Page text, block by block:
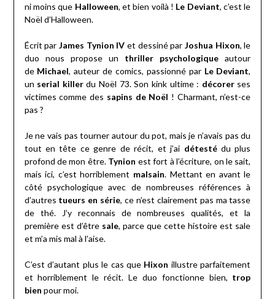
ni moins que Halloween, et bien voilà ! Le Deviant, c’est le
Noël d’Halloween.
Écrit par James Tynion IV et dessiné parJoshua Hixon, le
duo nous propose un thriller psychologique autour
de Michael, auteur de comics, passionné par Le Deviant,
un serial killerdu Noël 73. Son kink ultime : décorerses
victimes comme des sapins de Noël ! Charmant, n’est-ce
pas ?
Je ne vais pas tourner autour du pot, mais je n’avais pas du
tout en tête ce genre de récit, et j’ai détestédu plus
profond de mon être. Tynion est fort à l’écriture, on le sait,
mais ici, c’est horriblement malsain. Mettant en avant le
côté psychologique avec de nombreuses références à
d’autres tueurs en série, ce n’est clairement pas ma tasse
de thé. J’y reconnais de nombreuses qualités, et la
première est d’être sale, parce que cette histoire est sale
et m’a mis mal à l’aise.
C’est d’autant plus le cas que Hixon illustre parfaitement
et horriblement le récit. Le duo fonctionne bien, trop
bien pour moi.